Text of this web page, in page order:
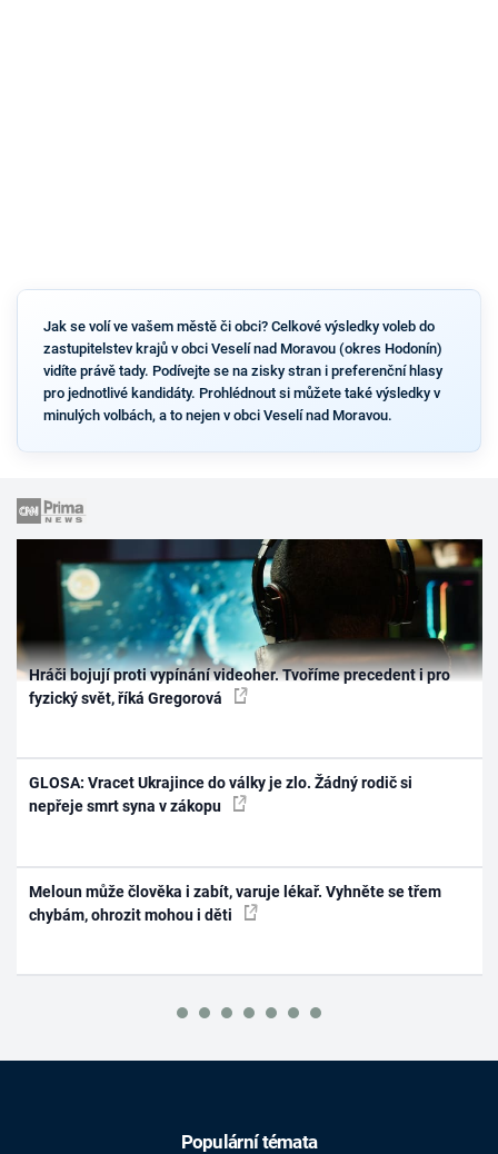
Jak se volí ve vašem městě či obci? Celkové výsledky voleb do
zastupitelstev krajů v obci Veselí nad Moravou (okres Hodonín)
vidíte právě tady. Podívejte se na zisky stran i preferenční hlasy
pro jednotlivé kandidáty. Prohlédnout si můžete také výsledky v
minulých volbách, a to nejen v obci Veselí nad Moravou.
Hráči bojují proti vypínání videoher. Tvoříme precedent i pro
fyzický svět, říká Gregorová
GLOSA: Vracet Ukrajince do války je zlo. Žádný rodič si
nepřeje smrt syna v zákopu
Meloun může člověka i zabít, varuje lékař. Vyhněte se třem
chybám, ohrozit mohou i děti
Populární témata